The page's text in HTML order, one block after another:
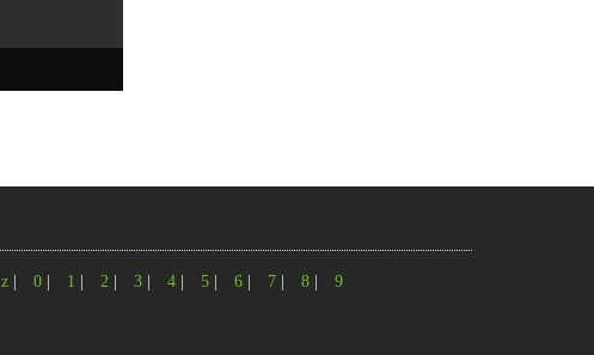
z 0 1 2 3 4 5 6 7 8 9